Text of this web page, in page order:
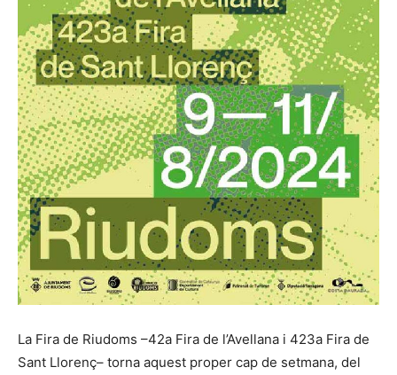
La Fira de Riudoms –42a Fira de l’Avellana i 423a Fira de
Sant Llorenç– torna aquest proper cap de setmana, del